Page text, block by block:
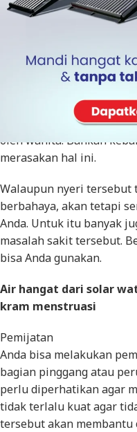
solar
mengatasi sakit atau
kram ketika menstruasi
oleh wanita. Bahkan
merasakan hal ini.
Walaupun nyeri tersebut
berbahaya, akan tetapi
Anda. Untuk itu banyak
masalah sakit tersebut.
bisa Anda gunakan.
Air hangat dari solar
kram menstruasi
Pemijatan
Anda bisa melakukan
bagian pinggang atau
perlu diperhatikan agar
tidak terlalu kuat agar
tersebut akan